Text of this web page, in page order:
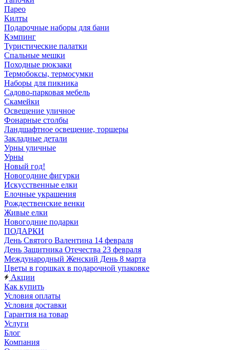
Парео
Килты
Подарочные наборы для бани
Кэмпинг
Туристические палатки
Спальные мешки
Походные рюкзаки
Термобоксы, термосумки
Наборы для пикника
Садово-парковая мебель
Скамейки
Освещение уличное
Фонарные столбы
Ландшафтное освещение, торшеры
Закладные детали
Урны уличные
Урны
Новый год!
Новогодние фигурки
Искусственные елки
Елочные украшения
Рождественские венки
Живые елки
Новогодние подарки
ПОДАРКИ
День Святого Валентина 14 февраля
День Защитника Отечества 23 февраля
Международный Женский День 8 марта
Цветы в горшках в подарочной упаковке
Акции
Как купить
Условия оплаты
Условия доставки
Гарантия на товар
Услуги
Блог
Компания